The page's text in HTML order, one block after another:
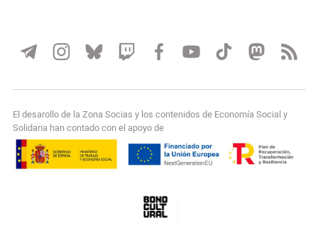
El desarollo de la Zona Socias y los contenidos de Economía Social y
Solidaria han contado con el apoyo de